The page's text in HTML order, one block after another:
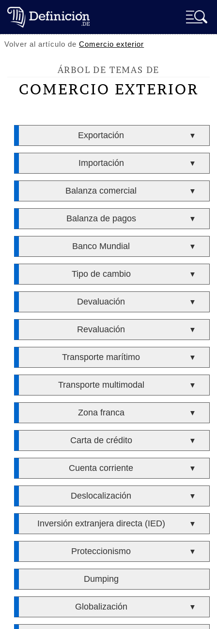
Volver al artículo deComercio exterior
ÁRBOL DE TEMAS DE
COMERCIO EXTERIOR
Exportación ▼
Importación ▼
Balanza comercial ▼
Balanza de pagos ▼
Banco Mundial ▼
Tipo de cambio ▼
Devaluación ▼
Revaluación ▼
Transporte marítimo ▼
Transporte multimodal ▼
Zona franca ▼
Carta de crédito ▼
Cuenta corriente ▼
Deslocalización ▼
Inversión extranjera directa (IED) ▼
Proteccionismo ▼
Dumping
Globalización ▼